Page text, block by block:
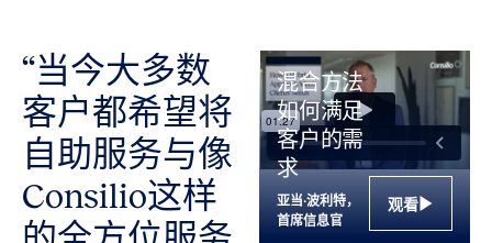
“当今大多数
客户都希望将
自助服务与像
Consilio这样
混合方法
如何满足
客户的需
求
亚当·波利特，
首席信息官
观看